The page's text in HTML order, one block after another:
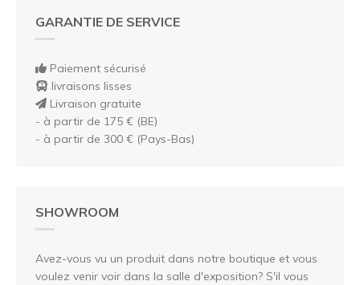
GARANTIE DE SERVICE
Paiement sécurisé
livraisons lisses
Livraison gratuite
- à partir de 175 € (BE)
- à partir de 300 € (Pays-Bas)
SHOWROOM
Avez-vous vu un produit dans notre boutique et vous
voulez venir voir dans la salle d'exposition? S'il vous